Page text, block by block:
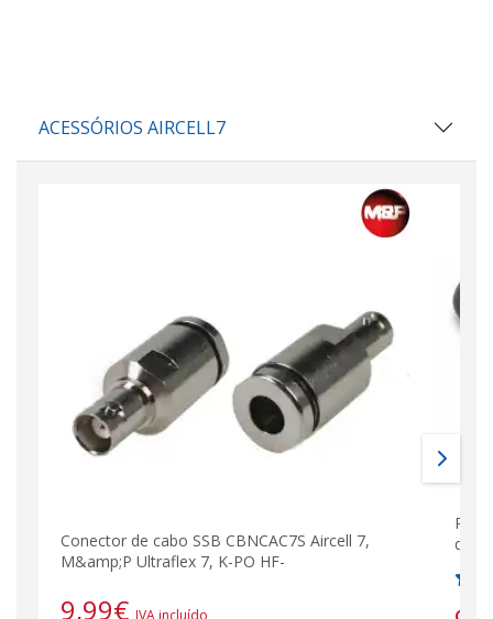
ACESSÓRIOS AIRCELL7
Conector de cabo SSB CBNCAC7S Aircell 7,
M&amp;P Ultraflex 7, K-PO HF-
9,99€
PL-